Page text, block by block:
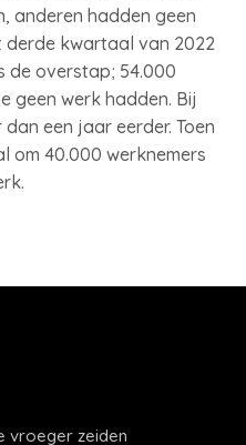
anderen hadden geen
derde kwartaal van 2022
de overstap; 54.000
geen werk hadden. Bij
een jaar eerder. Toen
om 40.000 werknemers
vroeger zeiden